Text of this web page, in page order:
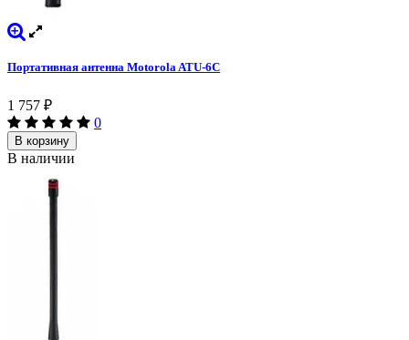
Портативная антенна Motorola ATU-6C
1 757 ₽
0
В корзину
В наличии